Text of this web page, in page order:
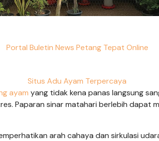
Portal Buletin News Petang Tepat Online
Situs Adu Ayam Terpercaya
ayam yang tidak kena panas langsung
Paparan sinar matahari berlebih dapat
arah cahaya dan sirkulasi